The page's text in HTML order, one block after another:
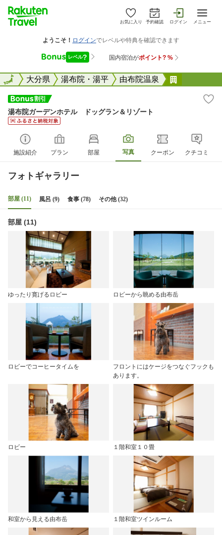
お気に入り 予約確認 ログイン メニュー
全国大分県 湯布院・湯平 由布院温泉
全国
湯布院ガーデンホテル ドッグラン＆リゾート
施設紹介 プラン 部屋 写真 クーポン クチコミ
フォトギャラリー
部屋 (11) 風呂 (9) 食事 (78) その他 (32)
部屋 (11)
ゆったり寛げるロビー ロビーから眺める由布岳
ロビーでコーヒータイムを
フロントにはケージをつなぐフックも
あります。
ロビー １階和室１０畳
和室から見える由布岳 １階和室ツインルーム